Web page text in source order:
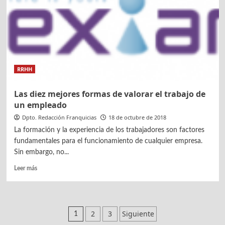
de
talento
en
la
empresa,
RRHH
Las diez mejores formas de valorar el trabajo de
un empleado
Dpto. Redacción Franquicias 18 de octubre de 2018
La formación y la experiencia de los trabajadores son factores
fundamentales para el funcionamiento de cualquier empresa.
Sin embargo, no...
Leer másLeer
Paginación
1 2 3 Siguiente